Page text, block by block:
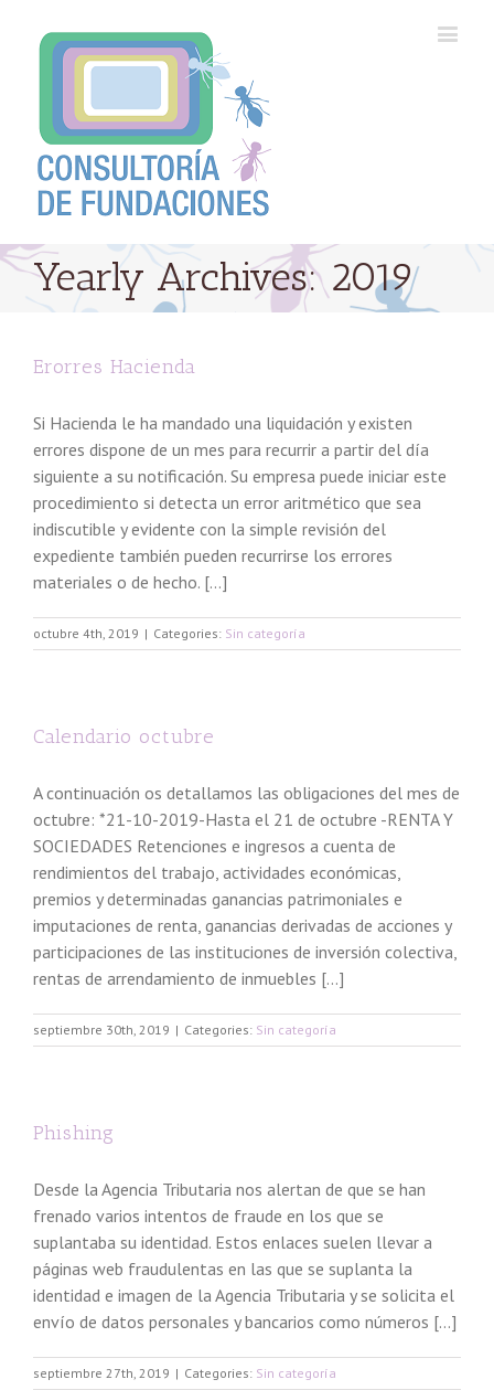
Yearly Archives:2019
Erorres Hacienda
Si Hacienda le ha mandado una liquidación y existen
errores dispone de un mes para recurrir a partir del día
siguiente a su notificación. Su empresa puede iniciar este
procedimiento si detecta un error aritmético que sea
indiscutible y evidente con la simple revisión del
expediente también pueden recurrirse los errores
materiales o de hecho. [...]
octubre 4th, 2019 | Categories: Sin categoría
Calendario octubre
A continuación os detallamos las obligaciones del mes de
octubre: *21-10-2019-Hasta el 21 de octubre -RENTA Y
SOCIEDADES Retenciones e ingresos a cuenta de
rendimientos del trabajo, actividades económicas,
premios y determinadas ganancias patrimoniales e
imputaciones de renta, ganancias derivadas de acciones y
participaciones de las instituciones de inversión colectiva,
rentas de arrendamiento de inmuebles [...]
septiembre 30th, 2019 | Categories: Sin categoría
Phishing
Desde la Agencia Tributaria nos alertan de que se han
frenado varios intentos de fraude en los que se
suplantaba su identidad. Estos enlaces suelen llevar a
páginas web fraudulentas en las que se suplanta la
identidad e imagen de la Agencia Tributaria y se solicita el
envío de datos personales y bancarios como números [...]
septiembre 27th, 2019 | Categories: Sin categoría